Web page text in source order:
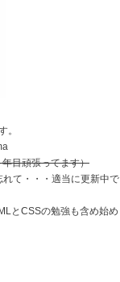
。
目頑張ってます）
て・・・適当に更新中で
とCSSの勉強も含め始め